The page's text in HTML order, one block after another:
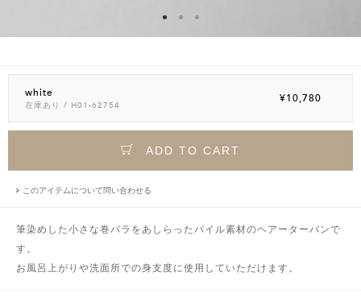
white
在庫あり / H01-62754
¥10,780
ADD TO CART
このアイテムについて問い合わせる
筆染めした小さな巻バラをあしらったパイル素材のヘアーターバンで
す。
お風呂上がりや洗面所での身支度に使用していただけます。